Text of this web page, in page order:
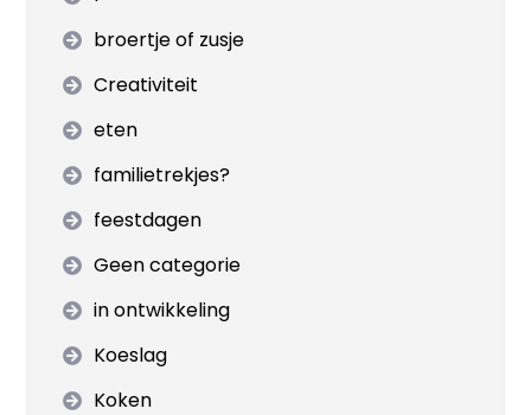
broertje of zusje
Creativiteit
eten
familietrekjes?
feestdagen
Geen categorie
in ontwikkeling
Koeslag
Koken